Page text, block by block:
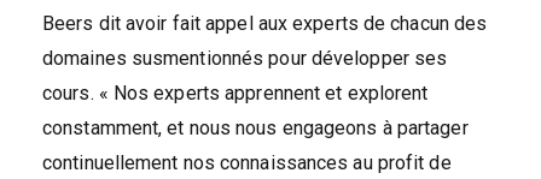
Beers dit avoir fait appel aux experts de chacun des
domaines susmentionnés pour développer ses
cours. « Nos experts apprennent et explorent
constamment, et nous nous engageons à partager
continuellement nos connaissances au profit de